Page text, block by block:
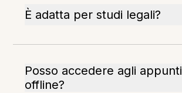
È adatta per studi legali?
Posso accedere agli appunti
offline?